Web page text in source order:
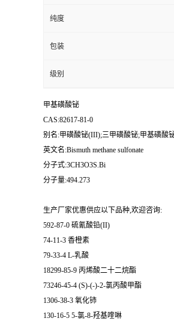
纯度
包装
级别
甲基磺酸铋
CAS:82617-81-0
别名:甲磺酸铋(III);三甲磺酸铋;甲基磺酸
英文名:Bismuth methane sulfonate
分子式:3CH3O3S.Bi
分子量:494.273
生产厂家优惠供应以下品种,欢迎咨询:
592-87-0 硫氰酸铅(II)
74-11-3 香橙素
79-33-4 L-乳酸
18299-85-9 丙烯酸二十二烷酯
73246-45-4 (S)-(-)-2-氯丙酸甲酯
1306-38-3 氧化铈
130-16-5 5-氯-8-羟基喹啉